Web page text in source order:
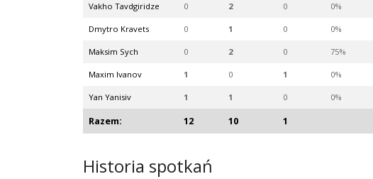
Vakho Tavdgiridze 0 2 0 0%
Dmytro Kravets 0 1 0 0%
Maksim Sych 0 2 0 75%
Maxim Ivanov 1 0 1 0%
Yan Yanisiv 1 1 0 0%
Razem: 12 10 1
Historia spotkań